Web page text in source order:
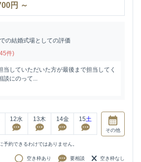
円 ～
での結婚式場としての評価
件)
当していただいた方が最後まで担当してく
にのって...
12水 13木 14金 15土
その他
約できるわけではありません。
空き枠あり 要相談 空き枠なし